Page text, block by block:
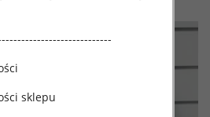
sklepu